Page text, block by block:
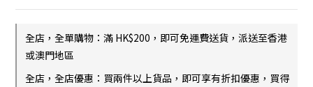
全店，全單購物：滿 HK$200，即可免運費送貨，派送至香港
或澳門地區
全店，全店優惠：買兩件以上貨品，即可享有折扣優惠，買得